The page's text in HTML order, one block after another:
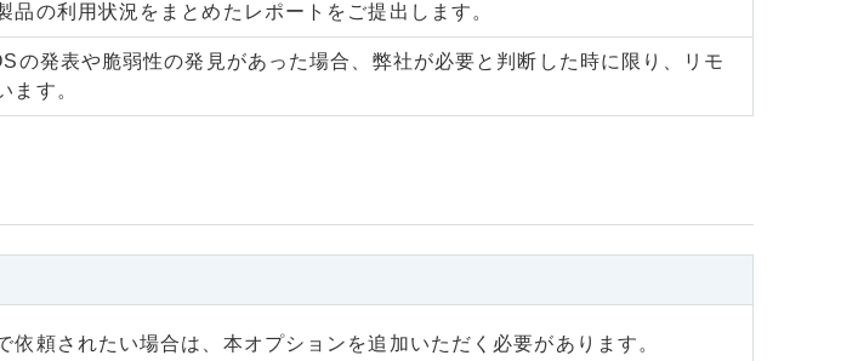
の利用状況をまとめたレポートをご提出します。
の発表や脆弱性の発見があった場合、弊社が必要と判断した時に限り、リモ
ます。
頼されたい場合は、本オプションを追加いただく必要があります。